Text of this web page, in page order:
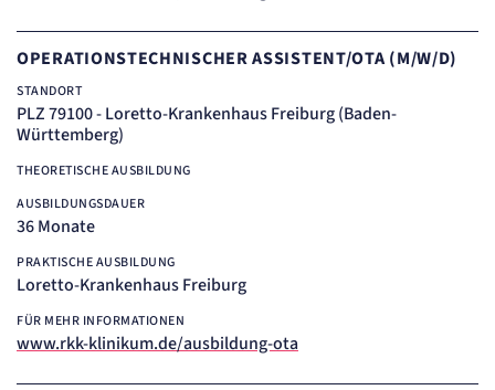
OPERATIONSTECHNISCHER ASSISTENT/OTA (M/W/D)
STANDORT
PLZ 79100 - Loretto-Krankenhaus Freiburg (Baden-
Württemberg)
THEORETISCHE AUSBILDUNG
AUSBILDUNGSDAUER
36 Monate
PRAKTISCHE AUSBILDUNG
Loretto-Krankenhaus Freiburg
FÜR MEHR INFORMATIONEN
www.rkk-klinikum.de/ausbildung-ota